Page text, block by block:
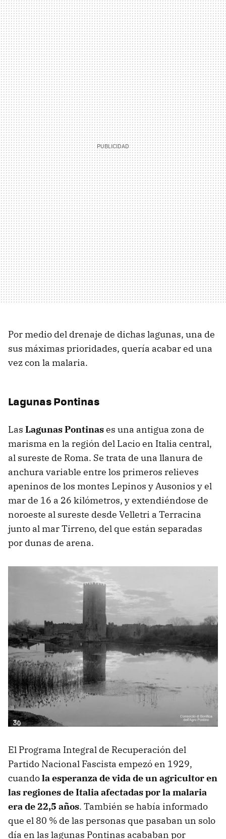
Por medio del drenaje de dichas lagunas, una de
sus máximas prioridades, quería acabar ed una
vez con la malaria.
Lagunas Pontinas
Las Lagunas Pontinases una antigua zona de
marisma en la región del Lacio en Italia central,
al sureste de Roma. Se trata de una llanura de
anchura variable entre los primeros relieves
apeninos de los montes Lepinos y Ausonios y el
mar de 16 a 26 kilómetros, y extendiéndose de
noroeste al sureste desde Velletri a Terracina
junto al mar Tirreno, del que están separadas
por dunas de arena.
El Programa Integral de Recuperación del
Partido Nacional Fascista empezó en 1929,
cuandola esperanza de vida de un agricultor en
las regiones de Italia afectadas por la malaria
era de 22,5 años. También se había informado
que el 80 % de las personas que pasaban un solo
día en las lagunas Pontinas acababan por